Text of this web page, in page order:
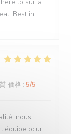
to suit a
Best in
-価格 : 5/5
nous
l'équipe pour